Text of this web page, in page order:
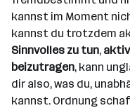
kannst im Moment
kannst du trotzdem
Sinnvolles zu tun,
beizutragen, kann
dir also, was du,
kannst. Ordnung